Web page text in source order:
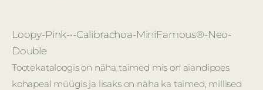
Tootekataloogis on näha taimed mis on aiandipoes
kohapeal müügis ja lisaks on näha ka taimed, millised
Loopy-Pink-•-Calibrachoa-MiniFamous®-Neo-
Double